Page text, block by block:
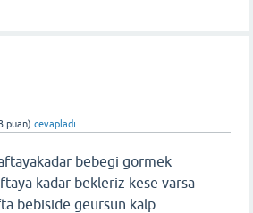
puan) cevapladı
bebegi gormek
kadar bekleriz kese varsa
bebiside geursun kalp